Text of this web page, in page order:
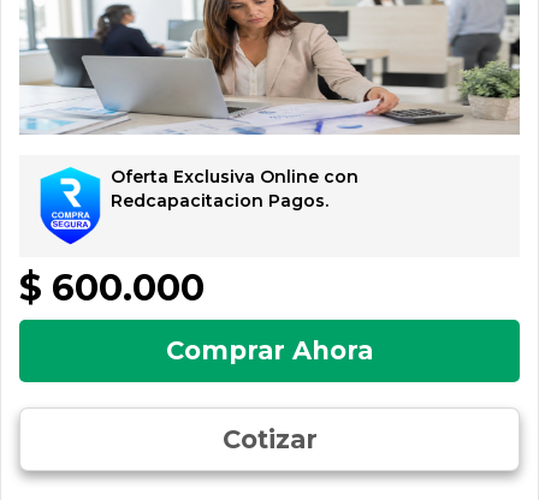
Oferta Exclusiva Online con
Redcapacitacion Pagos.
$ 600.000
Comprar Ahora
Cotizar